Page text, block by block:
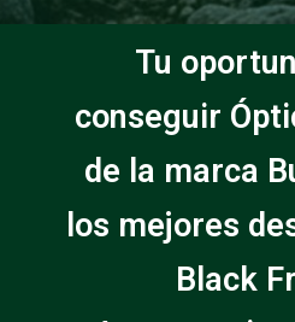
Tu
conseguir
de la marca
los mejores
Black